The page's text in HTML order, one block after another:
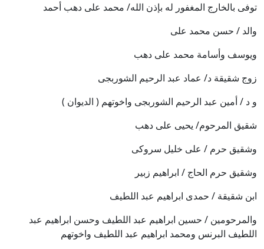
توفى بالخارج المغفور له بإذن الله/ محمد على دهب أحمد
والد / حسن محمد على
ويوسف وأسامة محمد على دهب
زوج شقيقة د/ عماد عبد الرحيم الشوربجى
و د / أمين عبد الرحيم الشوربجى واخوتهم ( الديوان )
شقيق المرحوم/ يحيى على دهب
وشقيق حرم / على خليل سروكى
وشقيق حرم الحاج / ابراهيم زبير
ابن شقيقة / حمدى ابراهيم عبد اللطيف
والمرحومين / حسين ابراهيم عبد اللطيف وحسن ابراهيم عبد
اللطيف البرنس ومحمد ابراهيم عبد اللطيف واخوتهم